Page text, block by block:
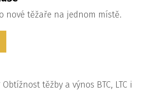
nové těžaře na jednom místě.